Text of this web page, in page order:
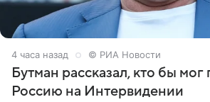
4 часа назад © РИА Новости
Бутман рассказал, кто бы мог
Россию на Интервидении